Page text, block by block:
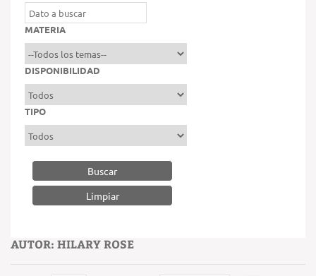
MATERIA
DISPONIBILIDAD
TIPO
Buscar
AUTOR: HILARY ROSE